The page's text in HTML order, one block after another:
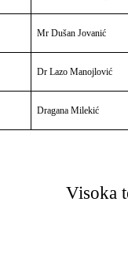
Mr Dušan Jovanić
Dr Lazo Manojlović
Dragana Milekić
Visoka